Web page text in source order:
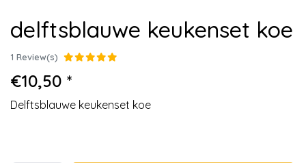
delftsblauwe keukenset koe
1 Review(s)
€10,50 *
Delftsblauwe keukenset koe